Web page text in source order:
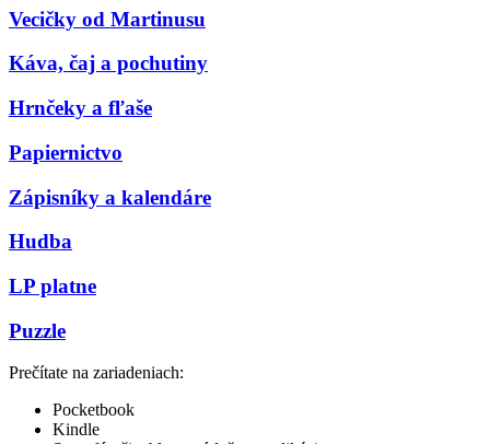
Vecičky od Martinusu
Káva, čaj a pochutiny
Hrnčeky a fľaše
Papiernictvo
Zápisníky a kalendáre
Hudba
LP platne
Puzzle
Prečítate na zariadeniach:
Pocketbook
Kindle